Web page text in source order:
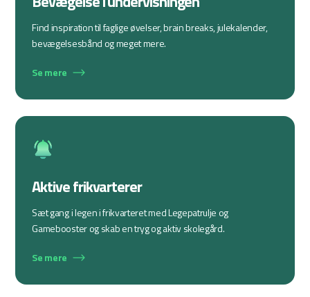
Find inspiration til faglige øvelser, brain breaks, julekalender,
bevægelsesbånd og meget mere.
Se mere
Aktive frikvarterer
Sæt gang i legen i frikvarteret med Legepatrulje og
Gamebooster og skab en tryg og aktiv skolegård.
Se mere